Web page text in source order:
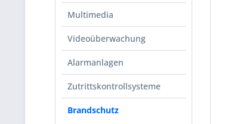
Multimedia
Videoüberwachung
Alarmanlagen
Zutrittskontrollsysteme
Brandschutz